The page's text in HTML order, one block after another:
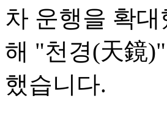
차 운행을 확
해 "천경(天鏡
했습니다.